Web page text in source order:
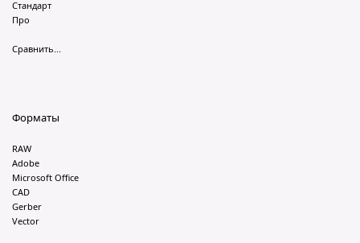
Стандарт
Про
Сравнить...
Форматы
RAW
Adobe
Microsoft Office
CAD
Gerber
Vector